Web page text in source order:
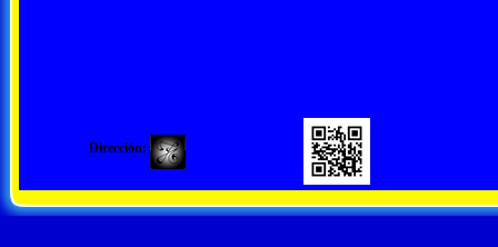
Dirección: